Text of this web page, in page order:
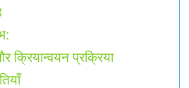
क्रियान्वयन प्रक्रिया